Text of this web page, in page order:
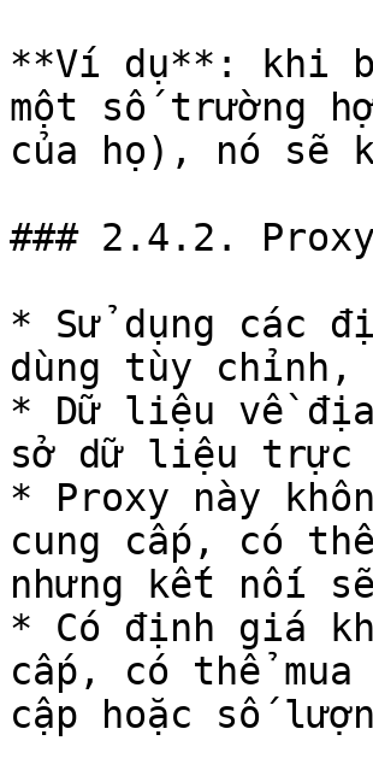
**Ví dụ**: khi
một số trường
của họ), nó sẽ
### 2.4.2.
* Sử dụng các
dùng tùy
* Dữ liệu về
sở dữ liệu trực
* Proxy này
cung cấp, có
nhưng kết nối
* Có định giá
cấp, có thể
cập hoặc số